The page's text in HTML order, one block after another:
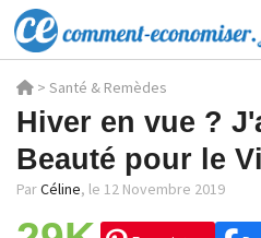
> Santé & Remèdes
Hiver en vue ?
Beauté pour le
ParCéline, le 12 Novembre 2019